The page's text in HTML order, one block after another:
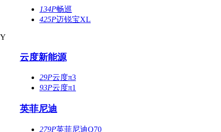
134P畅巡
425P迈锐宝XL
Y
云度新能源
29P云度π3
93P云度π1
英菲尼迪
279P英菲尼迪Q70